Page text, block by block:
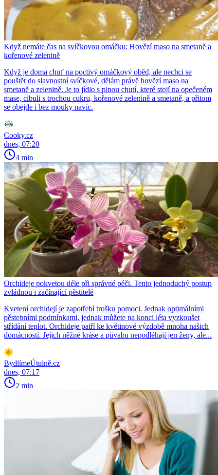
Když nemáte čas na svíčkovou omáčku: Hovězí maso na smetaně a
kořenové zelenině
Když je doma chuť na poctivý omáčkový oběd, ale nechci se
pouštět do slavnostní svíčkové, dělám právě hovězí maso na
smetaně a zelenině. Je to jídlo s plnou chutí, které stojí na opečeném
mase, cibuli s trochou cukru, kořenové zelenině a smetaně, a přitom
se obejde i bez mouky navíc.
Cooky.cz
dnes, 07:20
4 min
Orchideje pokvetou déle při správné péči. Tento jednoduchý postup
zvládnou i začínající pěstitelé
Kvetení orchidejí je zapotřebí trošku pomoci. Jednak optimálními
pěstebními podmínkami, jednak můžete na konci léta vyzkoušet
střídání teplot. Orchideje patří ke květinové výzdobě mnoha našich
domácností. Jejich něžné kráse a půvabu nepodléhají jen ženy, ale...
BydlímeÚtulně.cz
dnes, 07:17
2 min